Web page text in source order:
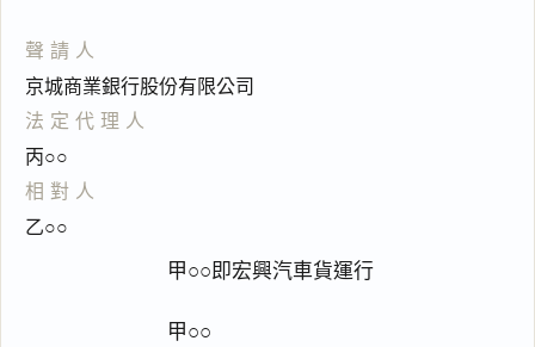
聲請人
京城商業銀行股份有限公司
法定代理人
丙○○
相對人
乙○○
甲○○即宏興汽車貨運行
甲○○